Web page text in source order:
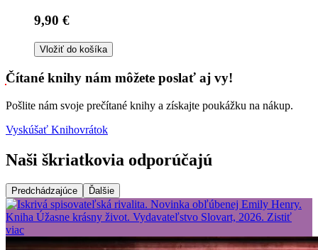
9,90 €
Vložiť do košíka
Čítané knihy nám môžete poslať aj vy!
Pošlite nám svoje prečítané knihy a získajte poukážku na nákup.
Vyskúšať Knihovrátok
Naši škriatkovia odporúčajú
Predchádzajúce Ďalšie